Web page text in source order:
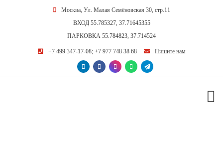
Москва, Ул. Малая Семёновская 30, стр.11
ВХОД 55.785327, 37.71645355
ПАРКОВКА 55.784823, 37.714524
+7 499 347-17-08; +7 977 748 38 68 Пишите нам